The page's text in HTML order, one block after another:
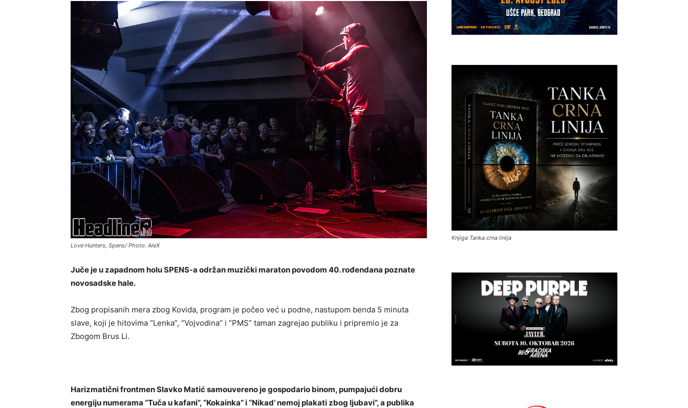
Love Hunters, Spens/ Photo: AleX
Juče je u zapadnom holu SPENS-a održan muzički maraton povodom 40. rođendana poznate
novosadske hale.
Zbog propisanih mera zbog Kovida, program je počeo već u podne, nastupom benda 5 minuta
slave, koji je hitovima “Lenka”, “Vojvodina” i “PMS” taman zagrejao publiku i pripremio je za
Zbogom Brus Li.
Harizmatični frontmen Slavko Matić samouvereno je gospodario binom, pumpajući dobru
energiju numerama “Tuča u kafani”, “Kokainka” i “Nikad’ nemoj plakati zbog ljubavi”, a publika
Knjiga Tanka crna linija